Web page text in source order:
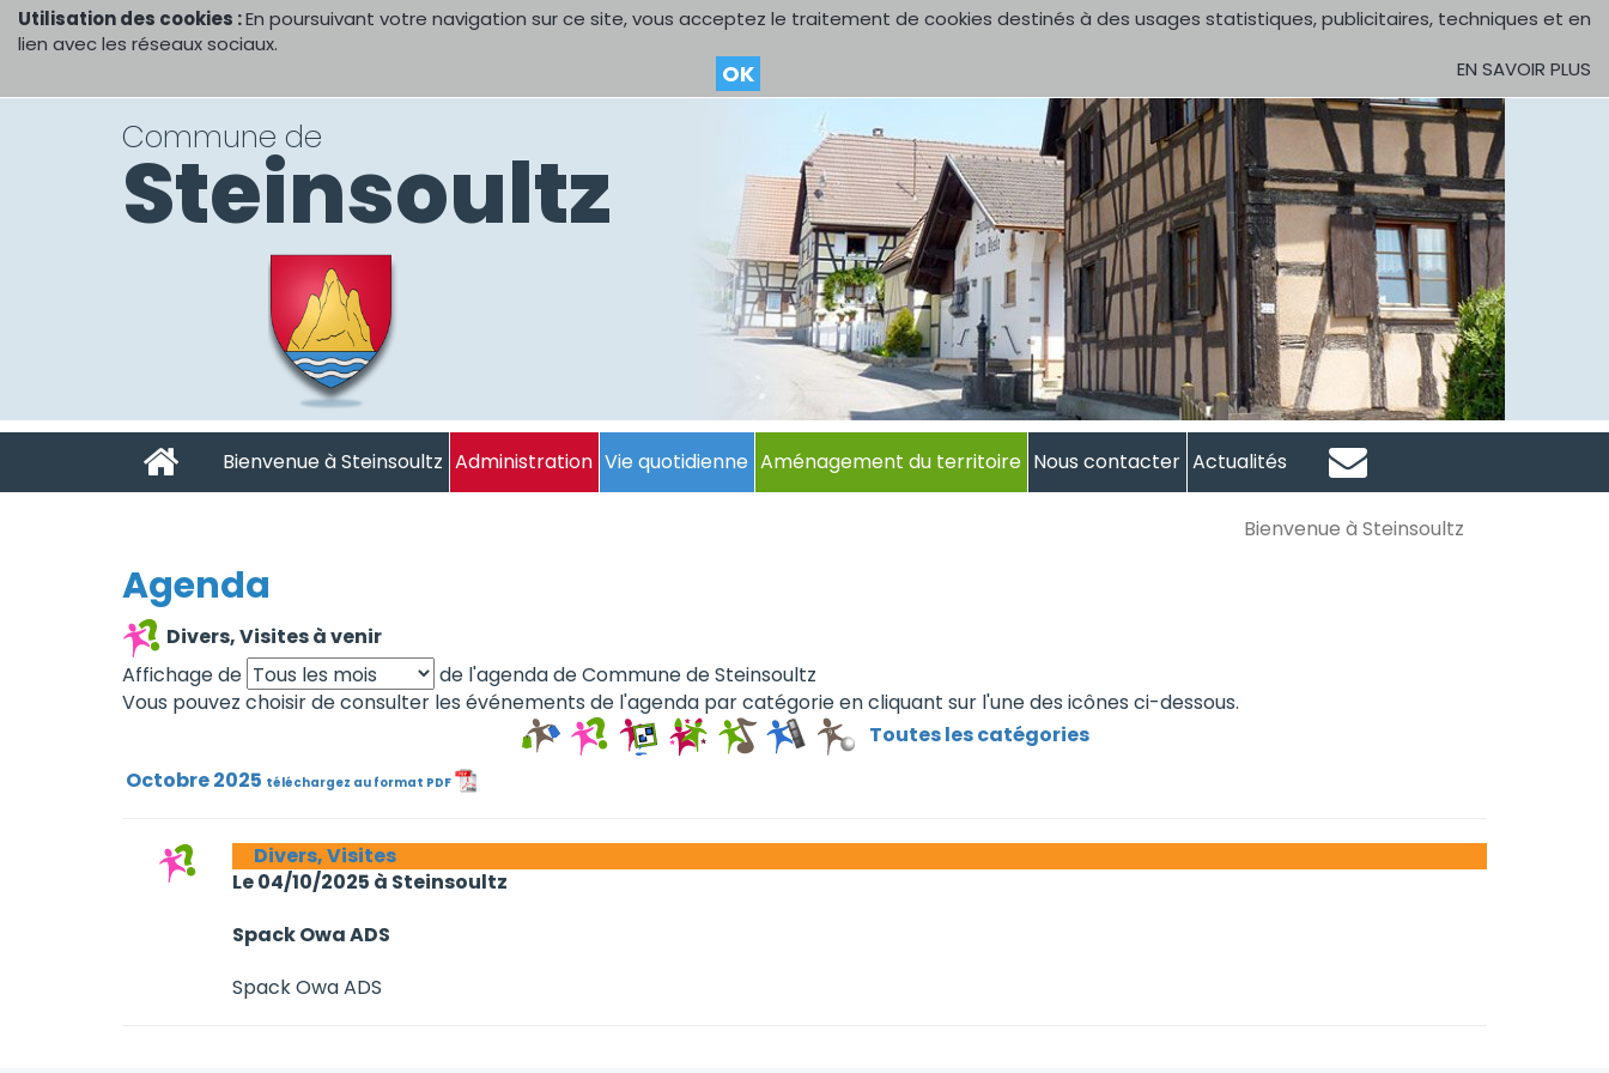
Utilisation des cookies :En poursuivant votre navigation sur ce site, vous acceptez le traitement de cookies destinés à des usages statistiques, publicitaires, techniques et en
lien avec les réseaux sociaux.
OK EN SAVOIR PLUS
Commune de
Steinsoultz
Bienvenue à Steinsoultz Administration Vie quotidienne Aménagement du territoire Nous contacter Actualités
Bienvenue à Steinsoultz
Agenda
Divers, Visites à venir
Affichage de
de l'agenda de Commune de Steinsoultz
Vous pouvez choisir de consulter les événements de l'agenda par catégorie en cliquant sur l'une des icônes ci-dessous.
Toutes les catégories
Octobre 2025 téléchargez au format PDF
Divers, Visites
Le 04/10/2025 à Steinsoultz
Spack Owa ADS
Spack Owa ADS